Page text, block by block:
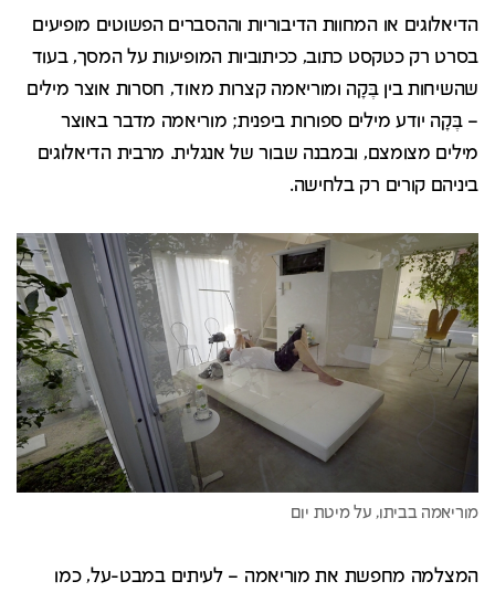
הדיאלוגים או המחוות הדיבוריות וההסברים הפשוטים מופיעים
בסרט רק כטקסט כתוב, ככיתוביות המופיעות על המסך, בעוד
שהשיחות בין בֶּקָה ומוריאמה קצרות מאוד, חסרות אוצר מילים
– בֶּקָה יודע מילים ספורות ביפנית; מוריאמה מדבר באוצר
מילים מצומצם, ובמבנה שבור של אנגלית. מרבית הדיאלוגים
ביניהם קורים רק בלחישה.
המצלמה מחפשת את מוריאמה – לעיתים במבט-על, כמו